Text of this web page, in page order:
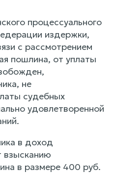
процессуального
издержки,
с рассмотрением
пошлина, от уплаты
не
судебных
удовлетворенной
в доход
взысканию
в размере 400 руб.